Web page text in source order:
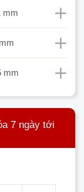
mm
mm
7 ngày tới